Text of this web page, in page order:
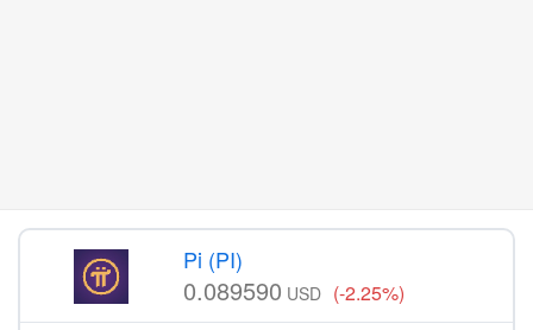
Pi (PI)
0.089590 USD (-2.25%)